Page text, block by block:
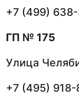
+7 (499)
ГП № 175
Улица
+7 (495)